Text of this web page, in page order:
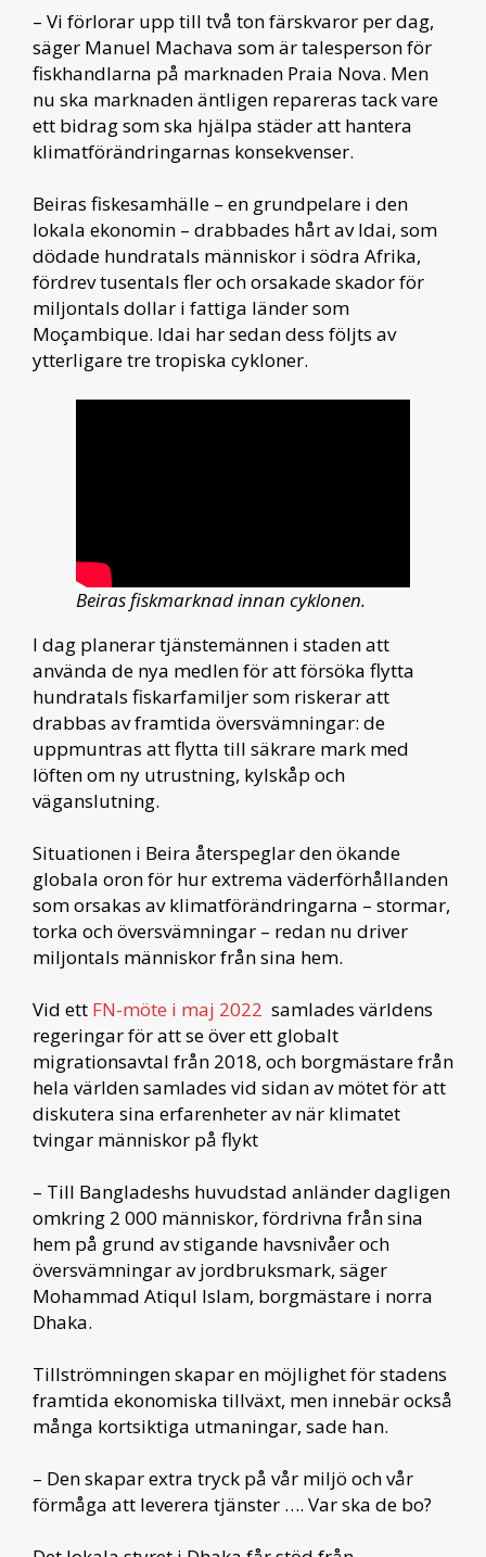
– Vi förlorar upp till två ton färskvaror per dag,
säger Manuel Machava som är talesperson för
fiskhandlarna på marknaden Praia Nova. Men
nu ska marknaden äntligen repareras tack vare
ett bidrag som ska hjälpa städer att hantera
klimatförändringarnas konsekvenser.
Beiras fiskesamhälle – en grundpelare i den
lokala ekonomin – drabbades hårt av Idai, som
dödade hundratals människor i södra Afrika,
fördrev tusentals fler och orsakade skador för
miljontals dollar i fattiga länder som
Moçambique. Idai har sedan dess följts av
ytterligare tre tropiska cykloner.
Beiras fiskmarknad innan cyklonen.
I dag planerar tjänstemännen i staden att
använda de nya medlen för att försöka flytta
hundratals fiskarfamiljer som riskerar att
drabbas av framtida översvämningar: de
uppmuntras att flytta till säkrare mark med
löften om ny utrustning, kylskåp och
väganslutning.
Situationen i Beira återspeglar den ökande
globala oron för hur extrema väderförhållanden
som orsakas av klimatförändringarna – stormar,
torka och översvämningar – redan nu driver
miljontals människor från sina hem.
Vid ett FN-möte i maj 2022 samlades världens
regeringar för att se över ett globalt
migrationsavtal från 2018, och borgmästare från
hela världen samlades vid sidan av mötet för att
diskutera sina erfarenheter av när klimatet
tvingar människor på flykt
– Till Bangladeshs huvudstad anländer dagligen
omkring 2 000 människor, fördrivna från sina
hem på grund av stigande havsnivåer och
översvämningar av jordbruksmark, säger
Mohammad Atiqul Islam, borgmästare i norra
Dhaka.
Tillströmningen skapar en möjlighet för stadens
framtida ekonomiska tillväxt, men innebär också
många kortsiktiga utmaningar, sade han.
– Den skapar extra tryck på vår miljö och vår
förmåga att leverera tjänster …. Var ska de bo?